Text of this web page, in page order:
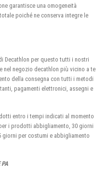
garantisce una omogeneità
poiché ne conserva integre le
Decathlon per questo tutti i nostri
nel negozio decathlon più vicino a te
della consegna con tutti i metodi
pagamenti elettronici, assegni e
entro i tempi indicati al momento
i prodotti abbigliamento, 30 giorni
per costumi e abbigliamento
PA